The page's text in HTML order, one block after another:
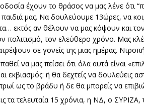
έχουν το θράσος να μας λένε ότι
παιδιά μας. Να δουλεύουμε 13ώρες, να
εκτός αν θέλουν να μας κόψουν και
πολιτισμό, τον ελεύθερο χρόνο. Μας
σε γονείς της μιας ημέρας.
να μας πείσει ότι όλα αυτά είναι
εκβιασμός: ή θα δεχτείς να δουλεύεις
ως το βράδυ ή δε θα μπορείς να
τα τελευταία 15 χρόνια, η ΝΔ, ο